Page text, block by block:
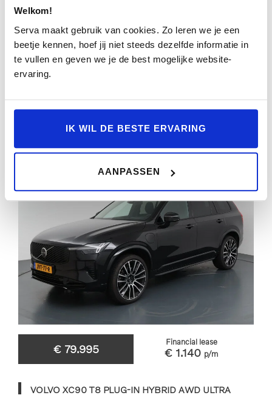
Welkom!
Serva maakt gebruik van cookies. Zo leren we je een
beetje kennen, hoef jij niet steeds dezelfde informatie in
te vullen en geven we je de best mogelijke website-
ervaring.
IK WIL DE BESTE ERVARING
AANPASSEN
ULTRA 7P. 111 KWH | PANORAMADAK | 360°
CAMERA | BOWERS & WILKINS | HEAD-UP
DISPLAY | LUCHTVERING | STOEL-
22.706km 2025 Automaat
BEKIJKEN
€ 79.995
Financial lease
€ 1.140 p/m
VOLVO XC90 T8 PLUG-IN HYBRID AWD ULTRA